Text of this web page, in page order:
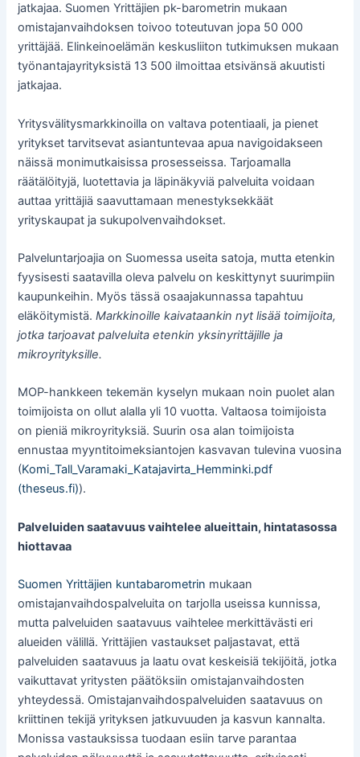
jatkajaa. Suomen Yrittäjien pk-barometrin mukaan
omistajanvaihdoksen toivoo toteutuvan jopa 50 000
yrittäjää. Elinkeinoelämän keskusliiton tutkimuksen mukaan
työnantajayrityksistä 13 500 ilmoittaa etsivänsä akuutisti
jatkajaa.
Yritysvälitysmarkkinoilla on valtava potentiaali, ja pienet
yritykset tarvitsevat asiantuntevaa apua navigoidakseen
näissä monimutkaisissa prosesseissa. Tarjoamalla
räätälöityjä, luotettavia ja läpinäkyviä palveluita voidaan
auttaa yrittäjiä saavuttamaan menestyksekkäät
yrityskaupat ja sukupolvenvaihdokset.
Palveluntarjoajia on Suomessa useita satoja, mutta etenkin
fyysisesti saatavilla oleva palvelu on keskittynyt suurimpiin
kaupunkeihin. Myös tässä osaajakunnassa tapahtuu
eläköitymistä.Markkinoille kaivataankin nyt lisää toimijoita,
jotka tarjoavat palveluita etenkin yksinyrittäjille ja
mikroyrityksille.
MOP-hankkeen tekemän kyselyn mukaan noin puolet alan
toimijoista on ollut alalla yli 10 vuotta. Valtaosa toimijoista
on pieniä mikroyrityksiä. Suurin osa alan toimijoista
ennustaa myyntitoimeksiantojen kasvavan tulevina vuosina
(Komi_Tall_Varamaki_Katajavirta_Hemminki.pdf
(theseus.fi)).
Palveluiden saatavuus vaihtelee alueittain, hintatasossa
hiottavaa
Suomen Yrittäjien kuntabarometrin mukaan
omistajanvaihdospalveluita on tarjolla useissa kunnissa,
mutta palveluiden saatavuus vaihtelee merkittävästi eri
alueiden välillä. Yrittäjien vastaukset paljastavat, että
palveluiden saatavuus ja laatu ovat keskeisiä tekijöitä, jotka
vaikuttavat yritysten päätöksiin omistajanvaihdosten
yhteydessä. Omistajanvaihdospalveluiden saatavuus on
kriittinen tekijä yrityksen jatkuvuuden ja kasvun kannalta.
Monissa vastauksissa tuodaan esiin tarve parantaa